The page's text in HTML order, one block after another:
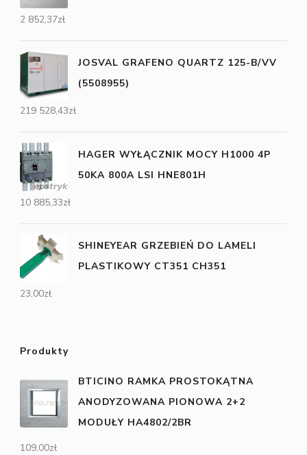
2 852,37zł
JOSVAL GRAFENO QUARTZ 125-B/VV
(5508955)
219 528,43zł
HAGER WYŁĄCZNIK MOCY H1000 4P
50KA 800A LSI HNE801H
10 885,33zł
SHINEYEAR GRZEBIEŃ DO LAMELI
PLASTIKOWY CT351 CH351
23,00zł
Produkty
BTICINO RAMKA PROSTOKĄTNA
ANODYZOWANA PIONOWA 2+2
MODUŁY HA4802/2BR
109,00zł